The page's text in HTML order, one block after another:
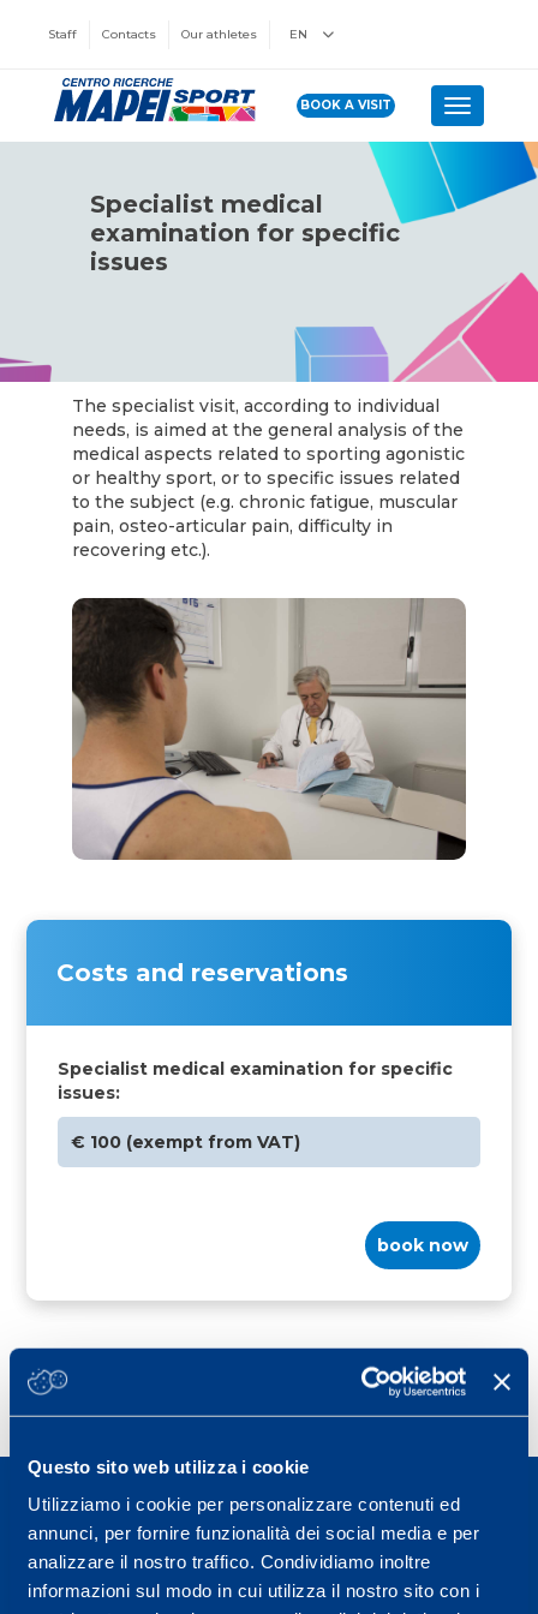
Questo sito web utilizza i cookie
Utilizziamo i cookie per personalizzare contenuti ed
annunci, per fornire funzionalità dei social media e per
analizzare il nostro traffico. Condividiamo inoltre
informazioni sul modo in cui utilizza il nostro sito con i
Staff Contacts Our athletes EN
BOOK A VISIT Toggle
Specialist medical
examination for specific
issues
The specialist visit, according to individual
needs, is aimed at the general analysis of the
medical aspects related to sporting agonistic
or healthy sport, or to specific issues related
to the subject (e.g. chronic fatigue, muscular
pain, osteo-articular pain, difficulty in
recovering etc.).
Costs and reservations
Specialist medical examination for specific
issues:
€ 100 (exempt from VAT)
book now
Sport Service Mapei S.r.l. - Via Busto Fagnano 38,